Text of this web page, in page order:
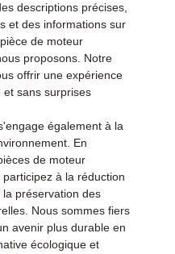
descriptions précises,
et des informations sur
de moteur
proposons. Notre
offrir une expérience
sans surprises
également à la
En
de moteur
à la réduction
préservation des
Nous sommes fiers
avenir plus durable en
écologique et